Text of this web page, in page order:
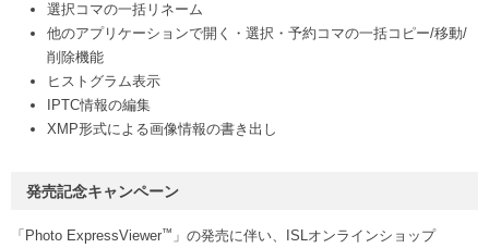
選択コマの一括リネーム
他のアプリケーションで開く・選択・予約コマの一括コピー/移動/
削除機能
ヒストグラム表示
IPTC情報の編集
XMP形式による画像情報の書き出し
発売記念キャンペーン
「Photo ExpressViewer™ 」の発売に伴い、ISLオンラインショップ